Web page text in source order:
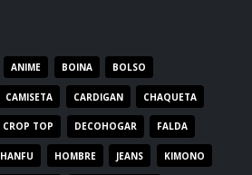
ANIME BOINA BOLSO
CAMISETA CARDIGAN CHAQUETA
CROP TOP DECOHOGAR FALDA
HANFU HOMBRE JEANS KIMONO